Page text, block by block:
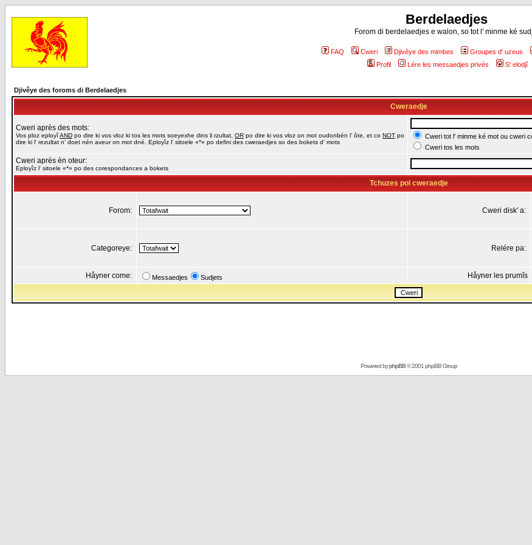
Berdelaedjes
Forom di berdelaedjes e walon, so tot l' minme ké
FAQ Cweri Djivêye des mimbes Groupes d' uzeus
Profil
Lére les messaedjes privés S' elodjî
Djivêye des foroms di Berdelaedjes
Cweraedje
Cweri après des mots:
Vos ploz eployîAND po dire ki vos vloz ki tos les mots soeyexhe dins li rzultat, OR po dire ki vos vloz on mot oudonbén l' ôte, et co NOT po
dire ki l' rezultat n' doet nén aveur on mot dné. Eployîz l' sitoele «*» po defini des cweraedjes so des bokets d' mots
Cweri tot l' minme ké mot ou cweri
Cweri tos les mots
Cweri après èn oteur:
Eployîz l' sitoele «*» po des corespondances a bokets
Tchuzes pol cweraedje
Forom: Cweri disk' a:
Categoreye: Relére pa:
Håyner come: Messaedjes Sudjets Håyner les prumîs
Powered byphpBB© 2001 phpBB Group